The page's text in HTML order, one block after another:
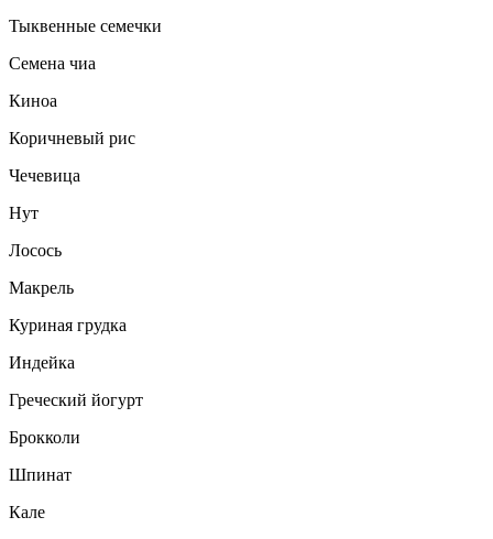
Тыквенные семечки
Семена чиа
Киноа
Коричневый рис
Чечевица
Нут
Лосось
Макрель
Куриная грудка
Индейка
Греческий йогурт
Брокколи
Шпинат
Кале